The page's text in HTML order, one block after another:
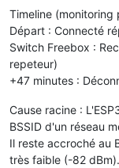
Timeline (monitoring
Départ : Connecté
Switch Freebox :
repeteur)
+47 minutes :
Cause racine :
BSSID d'un réseau
Il reste accroché au
très faible (-82 dBm).